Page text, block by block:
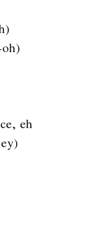
oh)
eh